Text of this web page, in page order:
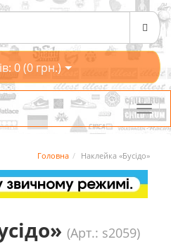
0 (0 грн.)
Головна Наклейка «Бусідо»
(Арт.: s2059)